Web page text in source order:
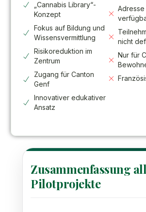
„Cannabis Library“-
Konzept
Fokus auf Bildung und
Wissensvermittlung
Risikoreduktion im
Zentrum
Zugang für Canton
Genf
Innovativer edukativer
Ansatz
nicht
Nur für
Zusammenfassung
Pilotprojekte